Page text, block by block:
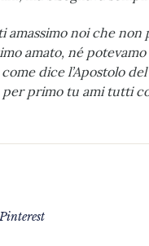
noi che non
amato, né
dice l’Apostolo
primo tu ami tutti
Pinterest